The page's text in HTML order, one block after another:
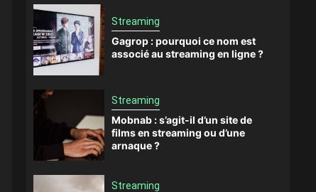
Streaming
Gagrop : pourquoi ce nom est
associé au streaming en ligne ?
Streaming
Mobnab : s’agit-il d’un site de
films en streaming ou d’une
arnaque ?
Streaming